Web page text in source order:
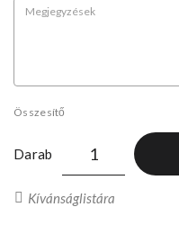
Összesítő
Darab
Kívánságlistára